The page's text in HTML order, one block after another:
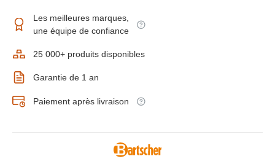
Les meilleures marques,
une équipe de confiance
25 000+ produits disponibles
Garantie de 1 an
Paiement après livraison